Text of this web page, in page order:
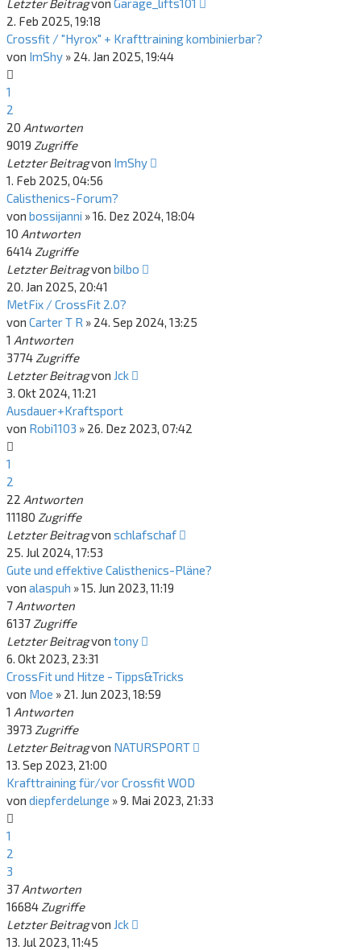
Letzter Beitragvon Garage_lifts101
2. Feb 2025, 19:18
Crossfit / "Hyrox" + Krafttraining kombinierbar?
von ImShy » 24. Jan 2025, 19:44
1
2
20 Antworten
9019 Zugriffe
Letzter Beitragvon ImShy
1. Feb 2025, 04:56
Calisthenics-Forum?
von bossijanni »16. Dez 2024, 18:04
10 Antworten
6414 Zugriffe
Letzter Beitragvon bilbo
20. Jan 2025, 20:41
MetFix / CrossFit 2.0?
von Carter T R » 24. Sep 2024, 13:25
1 Antworten
3774 Zugriffe
Letzter Beitragvon Jck
3. Okt 2024, 11:21
Ausdauer+Kraftsport
von Robi1103 » 26. Dez 2023, 07:42
1
2
22 Antworten
11180 Zugriffe
Letzter Beitragvon schlafschaf
25. Jul 2024, 17:53
Gute und effektive Calisthenics-Pläne?
von alaspuh »15. Jun 2023, 11:19
7 Antworten
6137 Zugriffe
Letzter Beitragvon tony
6. Okt 2023, 23:31
CrossFit und Hitze - Tipps&Tricks
von Moe » 21. Jun 2023, 18:59
1 Antworten
3973 Zugriffe
Letzter Beitragvon NATURSPORT
13. Sep 2023, 21:00
Krafttraining für/vor Crossfit WOD
von diepferdelunge »9. Mai 2023, 21:33
1
2
3
37 Antworten
16684 Zugriffe
Letzter Beitragvon Jck
13. Jul 2023, 11:45